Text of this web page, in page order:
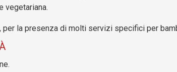
vegetariana.
per la presenza di molti servizi specifici per